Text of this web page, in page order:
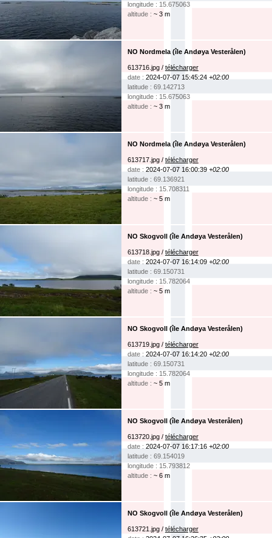
longitude : 15.675063
altitude : ~ 3 m
NO Nordmela (île Andøya Vesterålen)
613716.jpg / télécharger
date : 2024-07-07 15:45:24 +02:00
latitude : 69.142713
longitude : 15.675063
altitude : ~ 3 m
NO Nordmela (île Andøya Vesterålen)
613717.jpg / télécharger
date : 2024-07-07 16:00:39 +02:00
latitude : 69.136921
longitude : 15.708311
altitude : ~ 5 m
NO Skogvoll (île Andøya Vesterålen)
613718.jpg / télécharger
date : 2024-07-07 16:14:09 +02:00
latitude : 69.150731
longitude : 15.782064
altitude : ~ 5 m
NO Skogvoll (île Andøya Vesterålen)
613719.jpg / télécharger
date : 2024-07-07 16:14:20 +02:00
latitude : 69.150731
longitude : 15.782064
altitude : ~ 5 m
NO Skogvoll (île Andøya Vesterålen)
613720.jpg / télécharger
date : 2024-07-07 16:17:16 +02:00
latitude : 69.154019
longitude : 15.793812
altitude : ~ 6 m
NO Skogvoll (île Andøya Vesterålen)
613721.jpg / télécharger